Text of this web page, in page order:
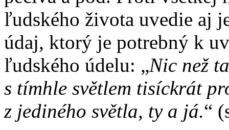
ľudského života uvedie aj
údaj, ktorý je potrebný k
ľudského údelu: „Nic než
s tímhle světlem tisíckrát
z jediného světla, ty a já.“